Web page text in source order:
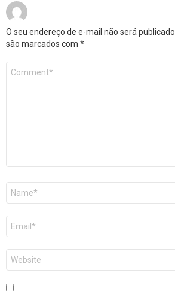
O seu endereço de e-mail não será publicado.
são marcados com *
Comentário
Nome
E-
mail
*
Site